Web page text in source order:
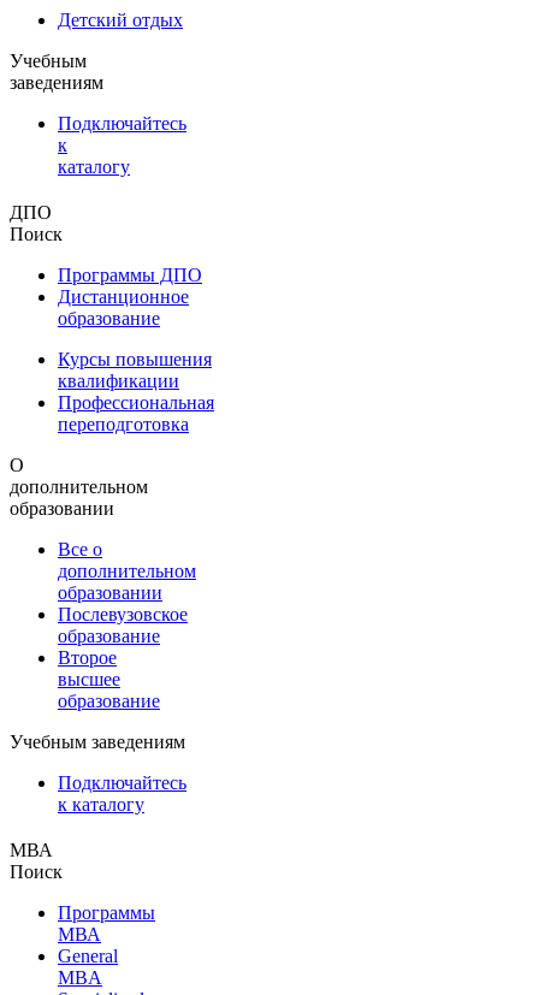
Детский отдых
Учебным
заведениям
Подключайтесь
к
каталогу
ДПО
Поиск
Программы ДПО
Дистанционное
образование
Курсы повышения
квалификации
Профессиональная
переподготовка
О
дополнительном
образовании
Все о
дополнительном
образовании
Послевузовское
образование
Второе
высшее
образование
Учебным заведениям
Подключайтесь
к каталогу
МВА
Поиск
Программы
МВА
General
MBA